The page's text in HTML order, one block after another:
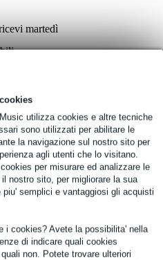
utilizza cookies e altre tecniche
sono utilizzati per abilitare le
la navigazione sul nostro sito per
agli utenti che lo visitano.
per misurare ed analizzare le
nostro sito, per migliorare la sua
piu' semplici e vantaggiosi gli acquisti
i cookies? Avete la possibilita' nella
di indicare quali cookies
non. Potete trovare ulteriori
martedì